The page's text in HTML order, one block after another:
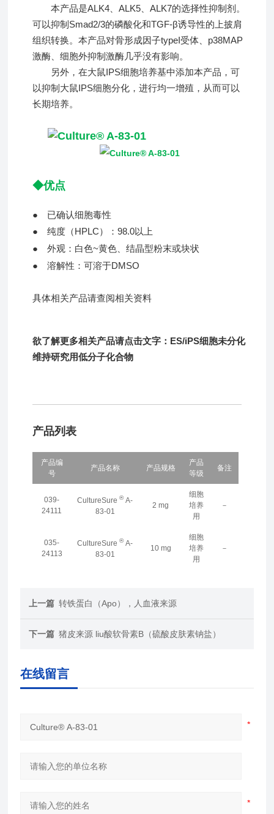
本产品是ALK4、ALK5、ALK7的选择性抑制剂。
可以抑制Smad2/3的磷酸化和TGF-β诱导性的上披肩
组织转换。本产品对骨形成因子typeI受体、p38MAP
激酶、细胞外抑制激酶几乎没有影响。
另外，在大鼠IPS细胞培养基中添加本产品，可
以抑制大鼠IPS细胞分化，进行均一增殖，从而可以
长期培养。
◆优点
● 已确认细胞毒性
●纯度（HPLC）：98.0以上
●外观：白色~黄色、结晶型粉末或块状
●溶解性：可溶于DMSO
具体相关产品请查阅相关资料
欲了解更多相关产品请点击文字： ES/iPS细胞未分化
维持研究用低分子化合物
产品列表
产品编
号
产品名称 产品规格
产品
等级
备注
039-
24111
CultureSure®A-
83-01
2 mg
细胞
培养
用
－
035-
24113
CultureSure®A-
83-01
10 mg
细胞
培养
用
－
上一篇 转铁蛋白（Apo），人血液来源
下一篇 猪皮来源 liu酸软骨素B（硫酸皮肤素钠盐）
在线留言